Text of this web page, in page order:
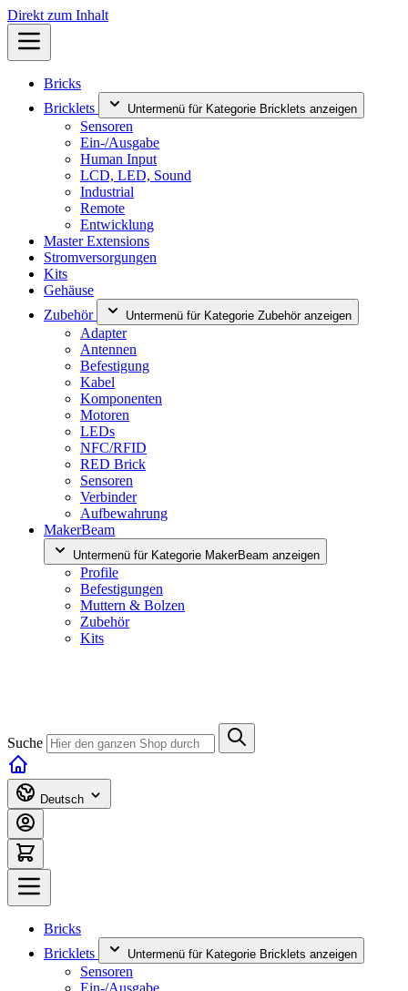
Direkt zum Inhalt
Bricks
Bricklets
Untermenü für Kategorie Bricklets anzeigen
Sensoren
Ein-/Ausgabe
Human Input
LCD, LED, Sound
Industrial
Remote
Entwicklung
Master Extensions
Stromversorgungen
Kits
Gehäuse
Zubehör
Untermenü für Kategorie Zubehör anzeigen
Adapter
Antennen
Befestigung
Kabel
Komponenten
Motoren
LEDs
NFC/RFID
RED Brick
Sensoren
Verbinder
Aufbewahrung
MakerBeam
Untermenü für Kategorie MakerBeam anzeigen
Profile
Befestigungen
Muttern & Bolzen
Zubehör
Kits
Suche
Deutsch
Bricks
Bricklets
Untermenü für Kategorie Bricklets anzeigen
Sensoren
Ein-/Ausgabe